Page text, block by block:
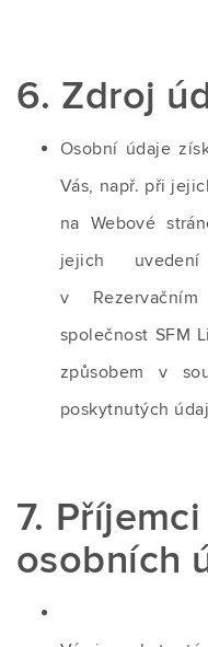
6. Zdroj
Osobní údaje
Vás, např. při
na Webové
jejich
v
společnost SFM
způsobem v
poskytnutých
7.
osobních